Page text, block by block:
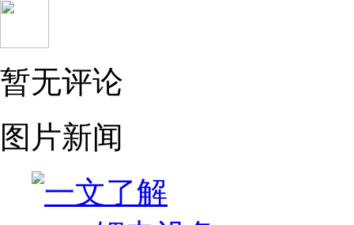
暂无评论
图片新闻